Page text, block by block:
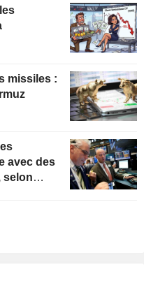
missiles :
avec des
selon